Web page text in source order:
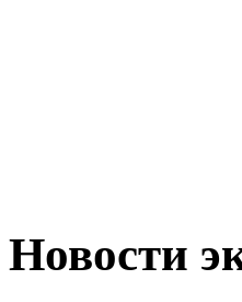
Новости